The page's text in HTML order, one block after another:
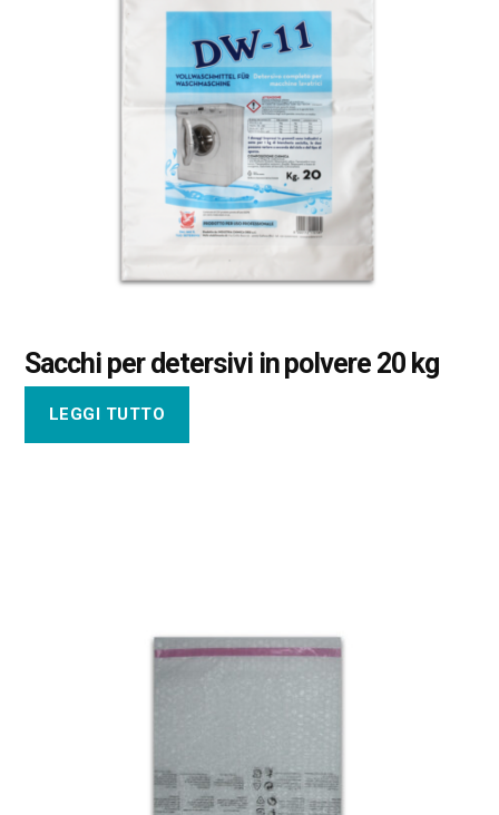
Sacchi per detersivi in polvere 20 kg
LEGGI TUTTO